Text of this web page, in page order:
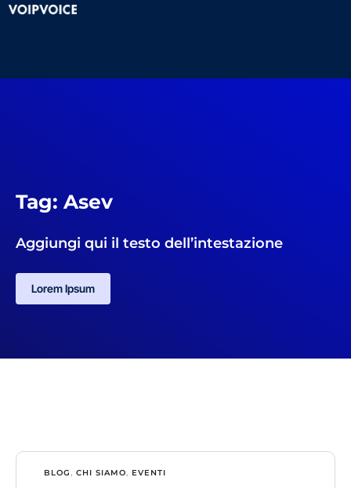
Tag: Asev
Aggiungi qui il testo dell’intestazione
Lorem Ipsum
BLOG, CHI SIAMO, EVENTI